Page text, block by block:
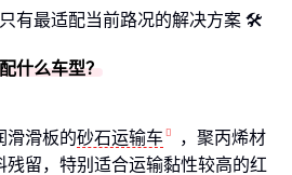
有最适配当前路况的解决方案 🛠️
什么车型？
滑滑板的砂石运输车
，聚丙烯材
残留，特别适合运输黏性较高的红